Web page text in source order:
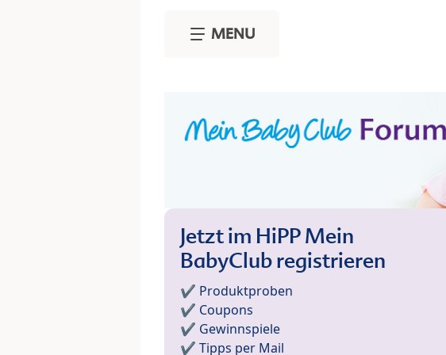
MENU
Jetzt im HiPP Mein
BabyClub registrieren
✔️ Produktproben
✔️ Coupons
✔️ Gewinnspiele
✔️ Tipps per Mail